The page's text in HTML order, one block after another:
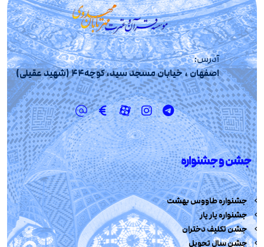
آدرس:
اصفهان ، خیابان مسجد سید، کوچه44 (شهید عقیلی)
جشن و جشنواره
جشنواره طاووس بهشت
جشنواره یار یار
جشن تکلیف دختران
جشن سال تحویل